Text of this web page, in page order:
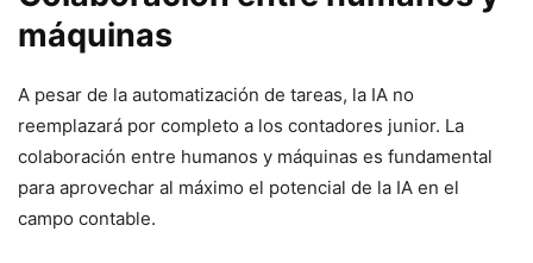
máquinas
A pesar de la automatización de tareas, la IA no
reemplazará por completo a los contadores junior. La
colaboración entre humanos y máquinas es fundamental
para aprovechar al máximo el potencial de la IA en el
campo contable.